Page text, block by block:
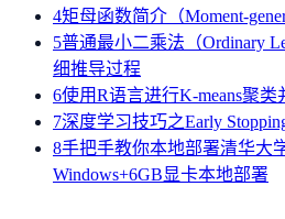
4矩母函数简介（Moment-
5普通最小二乘法（Ordinary
细推导过程
6使用R语言进行K-means聚类
7深度学习技巧之Early
8手把手教你本地部署清华
Windows+6GB显卡本地部署